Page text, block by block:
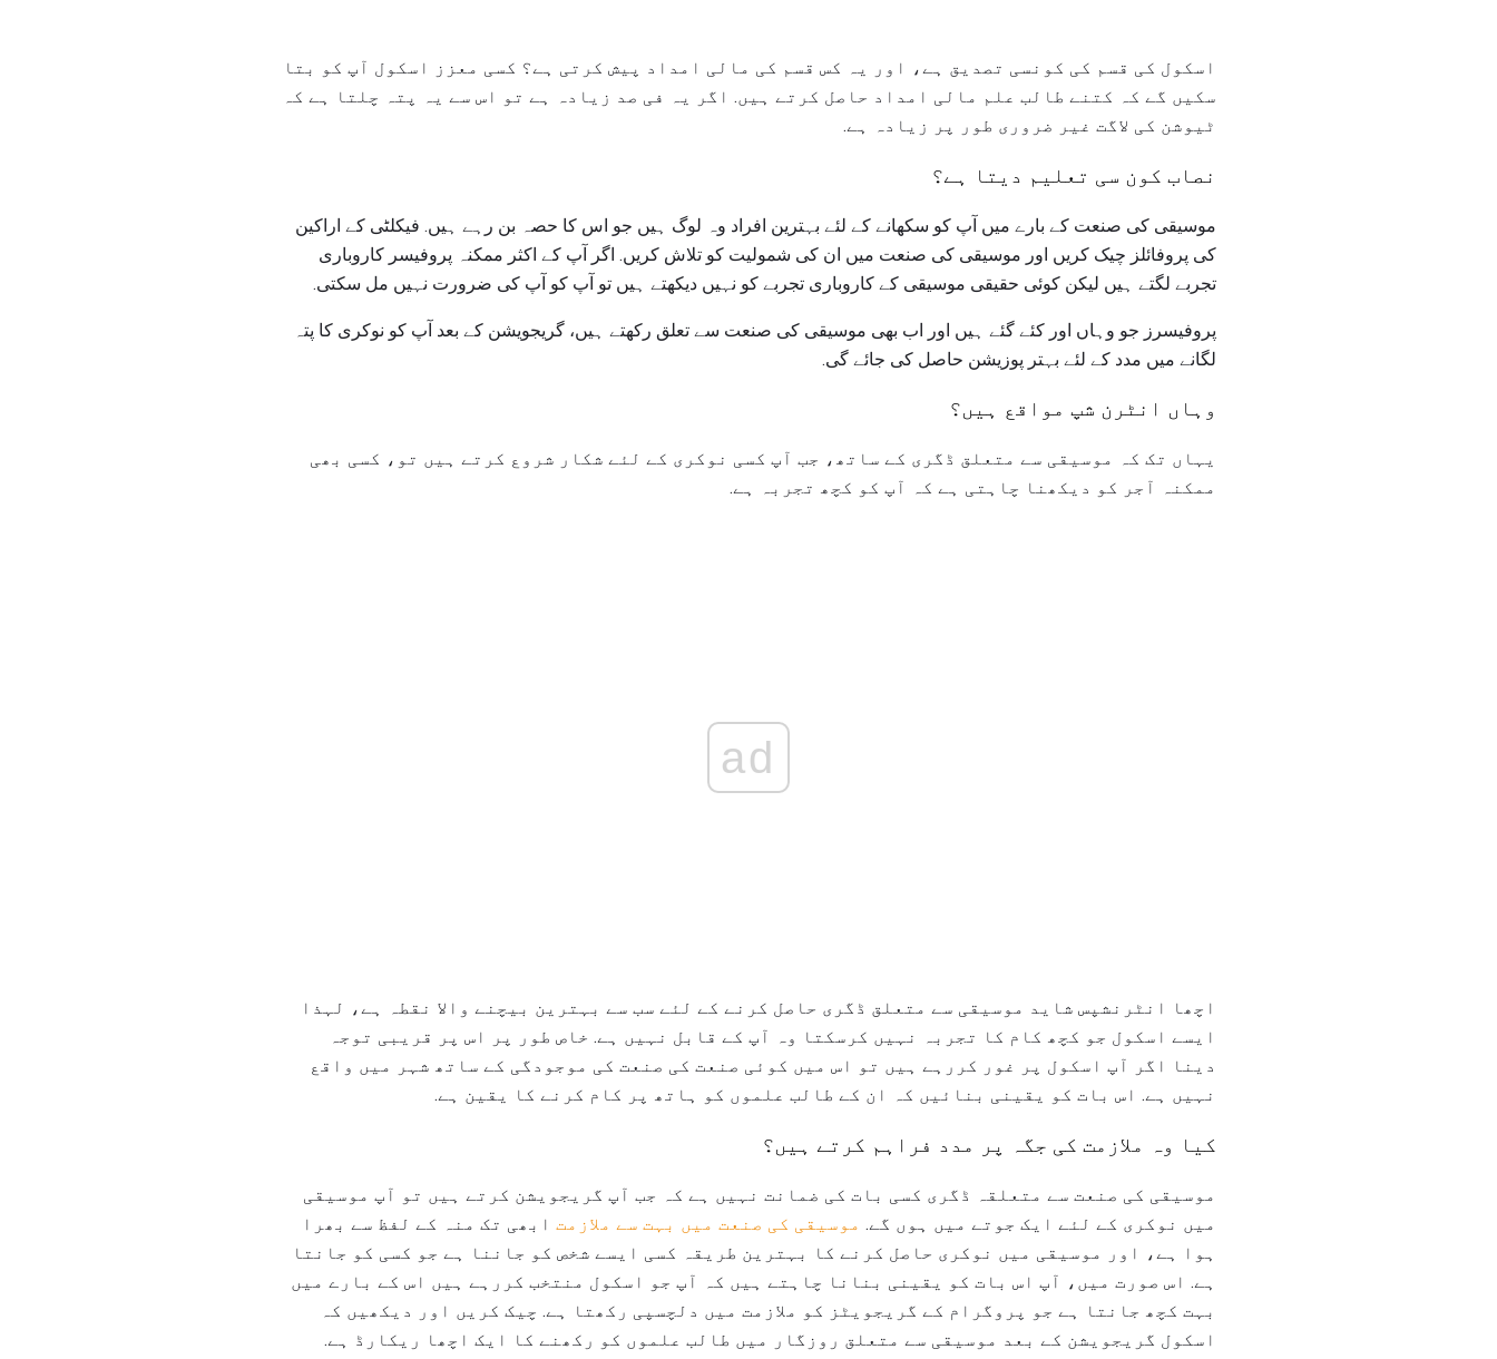
اسکول کی قسم کی کونسی تصدیق ہے، اور یہ کس قسم کی مالی امداد پیش کرتی ہے؟ کسی معزز اسکول آپ کو بتا
سکیں گے کہ کتنے طالب علم مالی امداد حاصل کرتے ہیں. اگر یہ فی صد زیادہ ہے تو اس سے یہ پتہ چلتا ہے کہ
ٹیوشن کی لاگت غیر ضروری طور پر زیادہ ہے.
نصاب کون سی تعلیم دیتا ہے؟
موسیقی کی صنعت کے بارے میں آپ کو سکھانے کے لئے بہترین افراد وہ لوگ ہیں جو اس کا حصہ بن رہے ہیں. فیکلٹی کے اراکین
کی پروفائلز چیک کریں اور موسیقی کی صنعت میں ان کی شمولیت کو تلاش کریں. اگر آپ کے اکثر ممکنہ پروفیسر کاروباری
تجربے لگتے ہیں لیکن کوئی حقیقی موسیقی کے کاروباری تجربے کو نہیں دیکھتے ہیں تو آپ کو آپ کی ضرورت نہیں مل سکتی.
پروفیسرز جو وہاں اور کئے گئے ہیں اور اب بھی موسیقی کی صنعت سے تعلق رکھتے ہیں، گریجویشن کے بعد آپ کو نوکری کا پتہ
لگانے میں مدد کے لئے بہتر پوزیشن حاصل کی جائے گی.
وہاں انٹرن شپ مواقع ہیں؟
یہاں تک کہ موسیقی سے متعلق ڈگری کے ساتھ، جب آپ کسی نوکری کے لئے شکار شروع کرتے ہیں تو، کسی بھی
ممکنہ آجر کو دیکھنا چاہتی ہے کہ آپ کو کچھ تجربہ ہے.
ad
اچھا انٹرنشپس شاید موسیقی سے متعلق ڈگری حاصل کرنے کے لئے سب سے بہترین بیچنے والا نقطہ ہے، لہذا
ایسے اسکول جو کچھ کام کا تجربہ نہیں کرسکتا وہ آپ کے قابل نہیں ہے. خاص طور پر اس پر قریبی توجہ
دینا اگر آپ اسکول پر غور کررہے ہیں تو اس میں کوئی صنعت کی صنعت کی موجودگی کے ساتھ شہر میں واقع
نہیں ہے. اس بات کو یقینی بنائیں کہ ان کے طالب علموں کو ہاتھ پر کام کرنے کا یقین ہے.
کیا وہ ملازمت کی جگہ پر مدد فراہم کرتے ہیں؟
موسیقی کی صنعت سے متعلقہ ڈگری کسی بات کی ضمانت نہیں ہے کہ جب آپ گریجویشن کرتے ہیں تو آپ موسیقی
میں نوکری کے لئے ایک جوتے میں ہوں گے. موسیقی کی صنعت میں بہت سے ملازمت ابھی تک منہ کے لفظ سے بھرا
ہوا ہے، اور موسیقی میں نوکری حاصل کرنے کا بہترین طریقہ کسی ایسے شخص کو جاننا ہے جو کسی کو جانتا
ہے. اس صورت میں، آپ اس بات کو یقینی بنانا چاہتے ہیں کہ آپ جو اسکول منتخب کررہے ہیں اس کے بارے میں
بہت کچھ جانتا ہے جو پروگرام کے گریجویٹز کو ملازمت میں دلچسپی رکھتا ہے. چیک کریں اور دیکھیں کہ
اسکول گریجویشن کے بعد موسیقی سے متعلق روزگار میں طالب علموں کو رکھنے کا ایک اچھا ریکارڈ ہے.